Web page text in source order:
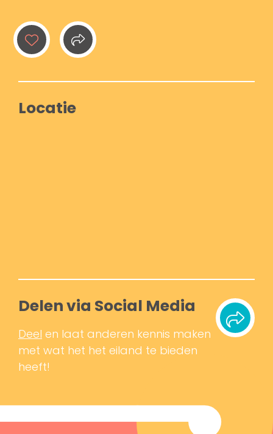
Locatie
Delen via Social Media
Deel en laat anderen kennis maken
met wat het het eiland te bieden
heeft!